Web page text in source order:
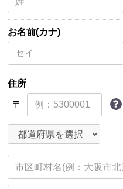
お名前(カナ)
住所
〒